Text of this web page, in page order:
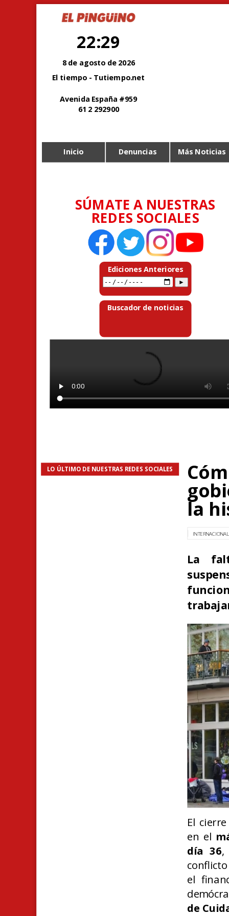
22:29
8 de agosto de 2026
El tiempo - Tutiempo.net
Avenida España #959
61 2 292900
Inicio Denuncias Más Noticias
SÚMATE A NUESTRAS
REDES SOCIALES
Ediciones Anteriores
Buscador de noticias
LO ÚLTIMO DE NUESTRAS REDES SOCIALES
la
INTERNACIONAL
La
El
en el
día36,
el
de